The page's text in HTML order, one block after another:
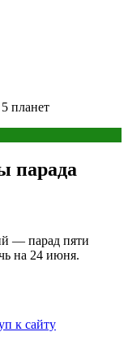
планет
парада
— парад пяти
на 24 июня.
к сайту